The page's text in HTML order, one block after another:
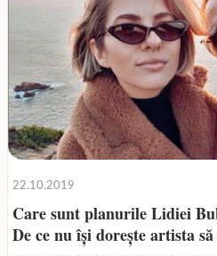
22.10.2019
Care sunt planurile Lidiei
De ce nu își dorește artista să